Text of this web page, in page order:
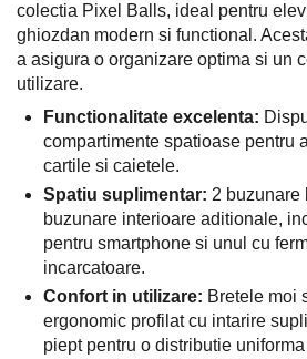
colectia Pixel Balls, ideal pentru
ghiozdan modern si functional.
a asigura o organizare optima si un
utilizare.
Functionalitate excelenta:
compartimente spatioase pentru
cartile si caietele.
Spatiu suplimentar: 2 buzunare
buzunare interioare aditionale,
pentru smartphone si unul cu
incarcatoare.
Confort in utilizare: Bretele moi
ergonomic profilat cu intarire
piept pentru o distributie